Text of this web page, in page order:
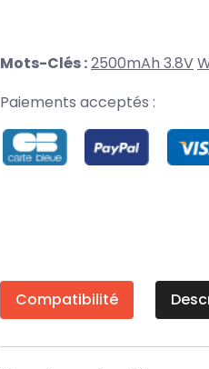
Mots-Clés :2500mAh 3.8V
Paiements acceptés :
Compatibilité